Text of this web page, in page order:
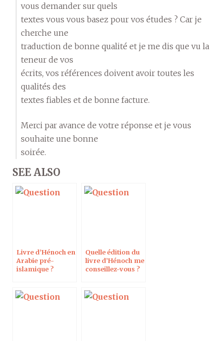
vous demander sur quels
textes vous vous basez pour vos études ? Car je
cherche une
traduction de bonne qualité et je me dis que vu la
teneur de vos
écrits, vos références doivent avoir toutes les
qualités des
textes fiables et de bonne facture.
Merci par avance de votre réponse et je vous
souhaite une bonne
soirée.
SEE ALSO
Livre d’Hénoch en
Arabie pré-
islamique ?
Quelle édition du
livre d’Hénoch me
conseillez-vous ?